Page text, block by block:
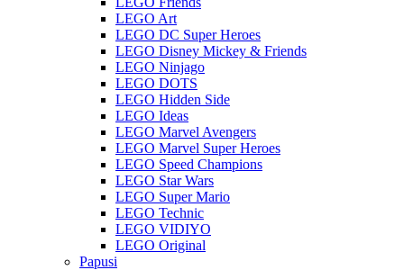
LEGO Art
LEGO DC Super Heroes
LEGO Disney Mickey & Friends
LEGO Ninjago
LEGO DOTS
LEGO Hidden Side
LEGO Ideas
LEGO Marvel Avengers
LEGO Marvel Super Heroes
LEGO Speed Champions
LEGO Star Wars
LEGO Super Mario
LEGO Technic
LEGO VIDIYO
LEGO Original
Papusi